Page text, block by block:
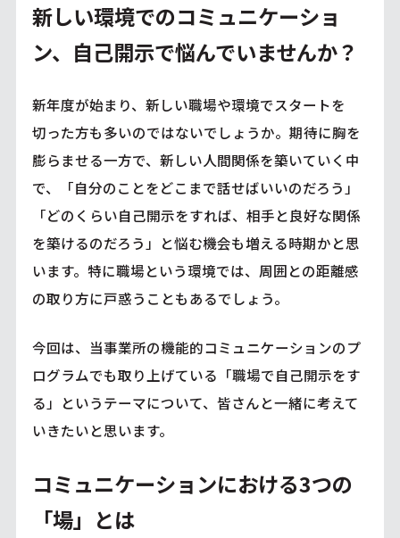
新しい環境でのコミュニケーショ
ン、自己開示で悩んでいませんか？
新年度が始まり、新しい職場や環境でスタートを
切った方も多いのではないでしょうか。期待に胸を
膨らませる一方で、新しい人間関係を築いていく中
で、「自分のことをどこまで話せばいいのだろう」
「どのくらい自己開示をすれば、相手と良好な関係
を築けるのだろう」と悩む機会も増える時期かと思
います。特に職場という環境では、周囲との距離感
の取り方に戸惑うこともあるでしょう。
今回は、当事業所の機能的コミュニケーションのプ
ログラムでも取り上げている「職場で自己開示をす
る」というテーマについて、皆さんと一緒に考えて
いきたいと思います。
コミュニケーションにおける3つの
「場」とは